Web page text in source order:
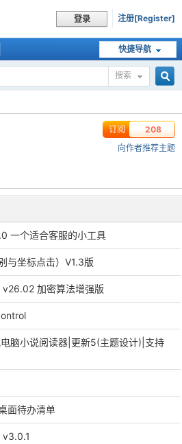
登录 注册[Register]
快捷导航
搜索
索
208
订阅
向作者推荐主题
一个适合客服的小工具
与坐标点击）V1.3版
加密算法增强版
脑小说阅读器|更新5(主题设计)|支持
面待办清单
v3.0.1